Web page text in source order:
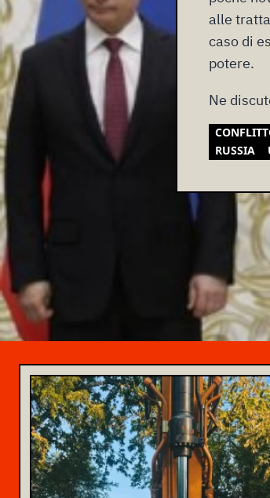
alle
caso di
potere.
Ne
RUSSIA